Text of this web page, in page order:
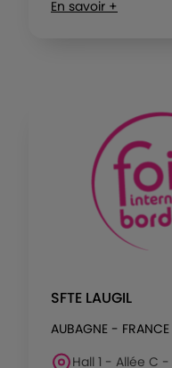
En savoir +
SFTE LAUGIL
AUBAGNE - FRANCE
Hall 1 - Allée C